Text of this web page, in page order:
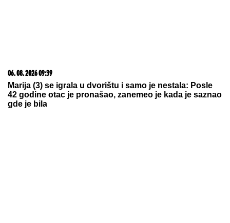
06. 08. 2026 09:39
Marija (3) se igrala u dvorištu i samo je nestala: Posle
42 godine otac je pronašao, zanemeo je kada je saznao
gde je bila